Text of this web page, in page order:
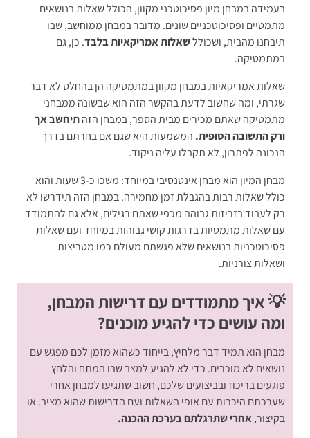
בעמידה במבחן מיון פסיכוטכני מקוון, הכולל שאלות בנושאים
מתמטיים ופסיכוטכניים שונים. מדובר במבחן ממוחשב, שבו
תיבחנו מהבית, ושכוללשאלות אמריקאיות בלבד. כן, גם
במתמטיקה.
שאלות אמריקאיות במבחן מקוון במתמטיקה הן בהחלט לא דבר
שגרתי, ומה שחשוב לדעת בהקשר הזה הוא שבשונה ממבחני
מתמטיקה שאתם מכירים מבית הספר, במבחן הזהתיחשב אך
ורק התשובה הסופית. המשמעות היא שגם אם בחרתם בדרך
הנכונה לפתרון, לא תקבלו עליה ניקוד.
מבחן המיון הוא מבחן אינטנסיבי במיוחד: משכו כ-3 שעות והוא
כולל שאלות רבות בהגבלת זמן מחמירה. במבחן הזה תידרשו לא
רק לעבוד בזריזות גבוהה מכפי שאתם רגילים, אלא גם להתמודד
עם שאלות מתמטיות בדרגות קושי גבוהות במיוחד ועם שאלות
פסיכוטכניות בנושאים שלא פגשתם מעולם כמו מטריצות
ושאלות צורניות.
💡 איך מתמודדים עם דרישות המבחן,
ומה עושים כדי להגיע מוכנים?
מבחן הוא תמיד דבר מלחיץ, בייחוד כשהוא מזמן לכם מפגש עם
נושאים לא מוכרים. כדי לא להגיע למצב שבו המתח והלחץ
פוגעים בריכוז ובביצועים שלכם, חשוב שתגיעו למבחן אחרי
שערכתם היכרות עם אופי השאלות ועם הדרישות שהוא מציב. או
בקיצור,אחרי שתרגלתם בערכת ההכנה.